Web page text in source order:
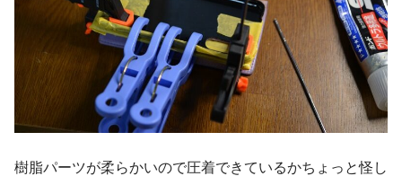
樹脂パーツが柔らかいので圧着できているかちょっと怪し